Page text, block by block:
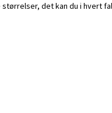
det kan du i hvert